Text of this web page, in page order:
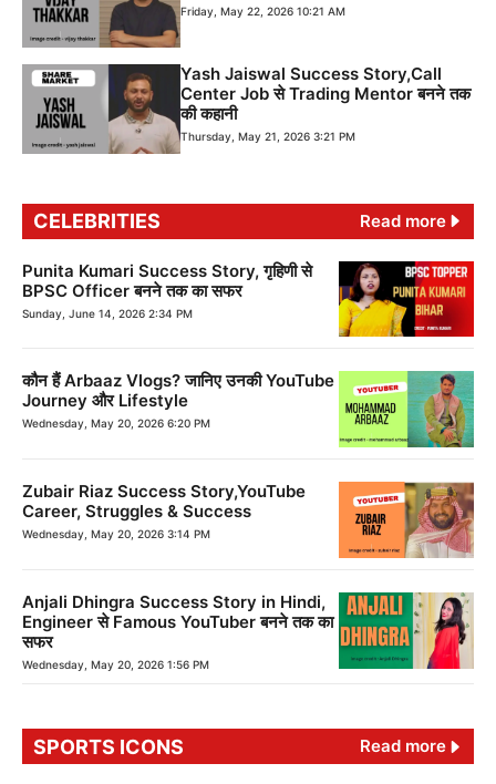
Friday, May 22, 2026 10:21 AM
Yash Jaiswal Success Story,Call
Center Job से Trading Mentor बनने तक
की कहानी
Thursday, May 21, 2026 3:21 PM
CELEBRITIES Read more
Punita Kumari Success Story, गृहिणी से
BPSC Officer बनने तक का सफर
Sunday, June 14, 2026 2:34 PM
कौन हैं Arbaaz Vlogs? जानिए उनकी YouTube
Journey और Lifestyle
Wednesday, May 20, 2026 6:20 PM
Zubair Riaz Success Story,YouTube
Career, Struggles & Success
Wednesday, May 20, 2026 3:14 PM
Anjali Dhingra Success Story in Hindi,
Engineer से Famous YouTuber बनने तक का
सफर
Wednesday, May 20, 2026 1:56 PM
SPORTS ICONS Read more